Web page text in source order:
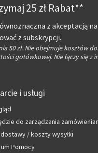
25 zł Rabat**
z akceptacją
z subskrypcji.
50 zł. Nie obejmuje kosztów
gotówkowej. Nie łączy się z
i usługi
do zarządzania
/ koszty wysyłki
Pomocy